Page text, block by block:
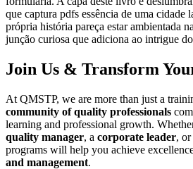
que captura pdfs essência de uma cidade
própria história pareça estar ambientada
junção curiosa que adiciona ao intrigue
Join Us & Transform
At QMSTP, we are more than just a
community of quality professionals
learning and professional growth.
quality manager, a corporate leader, or
programs will help you achieve
and management.